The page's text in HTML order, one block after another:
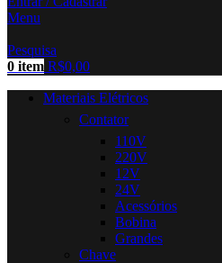
Menu
Pesquisa
0 item R$0,00
Materiais Elétricos
Contator
110V
220V
12V
24V
Acessórios
Bobina
Grandes
Chave